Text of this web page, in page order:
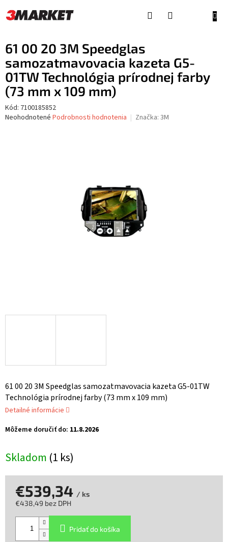
na
obsah
61 00 20 3M Speedglas
samozatmavovacia kazeta G5-
01TW Technológia prírodnej farby
(73 mm x 109 mm)
Kód: 7100185852
Priemerné
Neohodnotené Podrobnosti hodnotenia Značka: 3M
Skladom (1 ks)
Môžeme doručiť do: 11.8.2026
61 00 20 3M Speedglas samozatmavovacia kazeta G5-01TW
Technológia prírodnej farby (73 mm x 109 mm)
Detailné informácie
€539,34 / ks
€438,49 bez DPH
Pridať do košíka